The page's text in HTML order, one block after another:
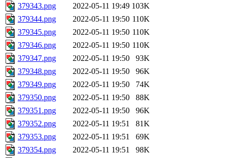
379343.png
2022-05-11 19:49 103K
379344.png
2022-05-11 19:50 110K
379345.png
2022-05-11 19:50 110K
379346.png
2022-05-11 19:50 110K
379347.png
2022-05-11 19:50
93K
379348.png
2022-05-11 19:50
96K
379349.png
2022-05-11 19:50
74K
379350.png
2022-05-11 19:50
88K
379351.png
2022-05-11 19:50
96K
379352.png
2022-05-11 19:51
81K
379353.png
2022-05-11 19:51
69K
379354.png
2022-05-11 19:51 98K